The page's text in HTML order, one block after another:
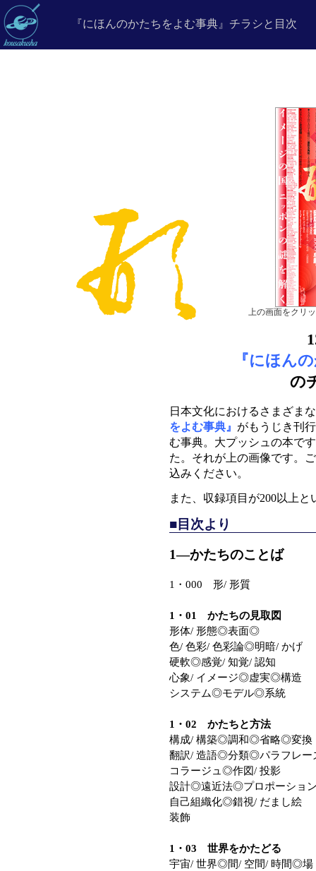
『にほんのかたちをよむ事典』チラシと目次
上の画面をクリ
『にほん
の
日本文化におけるさまざま
をよむ事典』 がもうじき刊
む事典。大プッシュの本で
た。それが上の画像です。
込みください。
また、収録項目が200以上
■目次より
1―かたちのことば
1・000 形/ 形質
1・01 かたちの見取図
形体/ 形態◎表面◎
色/ 色彩/ 色彩論◎明暗/ かげ
硬軟◎感覚/ 知覚/ 認知
心象/ イメージ◎虚実◎構造
システム◎モデル◎系統
1・02 かたちと方法
構成/ 構築◎調和◎省略◎変換
翻訳/ 造語◎分類◎パラフレー
コラージュ◎作図/ 投影
設計◎遠近法◎プロポーショ
自己組織化◎錯視/ だまし絵
装飾
1・03 世界をかたどる
宇宙/ 世界◎間/ 空間/ 時間◎場